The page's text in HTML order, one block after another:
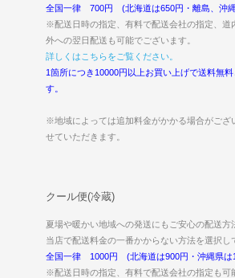
全国一律 700円 (北海道は650円・離島、沖
※配送日時の指定、有料で配送会社の指定、道
外への翌日配送も可能でございます。
詳しくはこちらをご覧ください。
1箇所につき10000円以上お買い上げで送料無
す。
※地域によっては追加料金がかかる場合がござ
せていただきます。
クール便(冷蔵)
夏場や暖かい地域への発送にもご安心の配送方
当店で配送料金の一番かからない方法を選択し
全国一律 1000円 (北海道は900円・沖縄県は
※配送日時の指定、有料で配送会社の指定も可